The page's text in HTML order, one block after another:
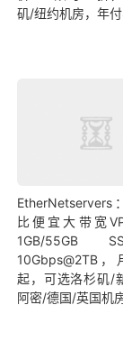
矶/纽约机房，年
EtherNetservers
比便宜大带宽
1GB/55GB
10Gbps@2TB
起，可选洛杉矶/
阿密/德国/英国机